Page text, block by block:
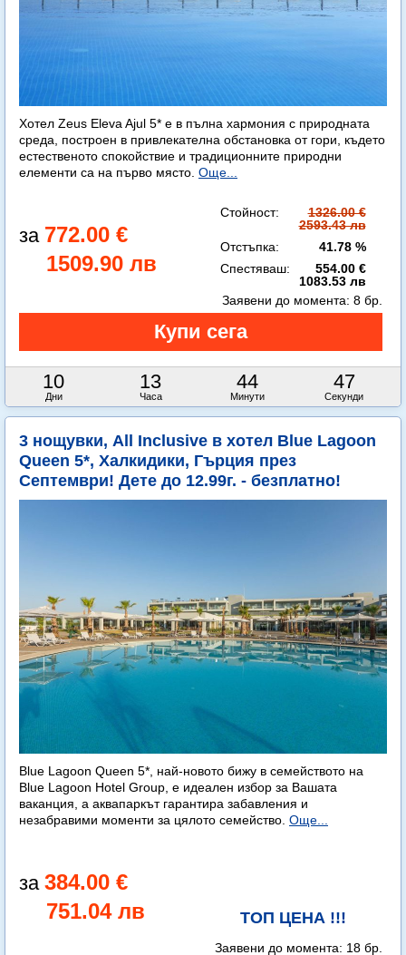
Хотел Zeus Eleva Ajul 5* е в пълна хармония с природната
среда, построен в привлекателна обстановка от гори, където
естественото спокойствие и традиционните природни
елементи са на първо място. Още...
772.00 €
1509.90 лв
Стойност:
1326.00 €
2593.43 лв
Отстъпка:
41.78 %
Спестяваш:
554.00 €
1083.53 лв
10
Дни
13
Часа
44
Минути
45
Секунди
Заявени до момента: 8 бр.
3 нощувки, All Inclusive в хотел Blue Lagoon
Queen 5*, Халкидики, Гърция през
Септември! Дете до 12.99г. - безплатно!
Blue Lagoon Queen 5*, най-новото бижу в семейството на
Blue Lagoon Hotel Group, е идеален избор за Вашата
ваканция, а аквапаркът гарантира забавления и
незабравими моменти за цялото семейство. Още...
384.00 €
751.04 лв
ТОП ЦЕНА !!!
Заявени до момента: 18 бр.